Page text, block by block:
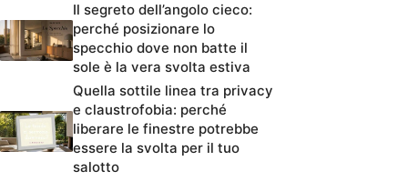
Il segreto dell’angolo cieco:
perché posizionare lo
specchio dove non batte il
sole è la vera svolta estiva
Quella sottile linea tra privacy
e claustrofobia: perché
liberare le finestre potrebbe
essere la svolta per il tuo
salotto